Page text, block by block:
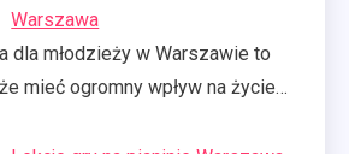
Warszawa
dla młodzieży w Warszawie to
mieć ogromny wpływ na życie…